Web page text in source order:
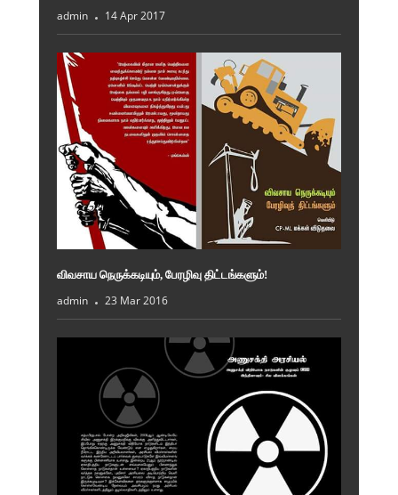
admin 14 Apr 2017
விவசாய நெருக்கடியும், பேரழிவு திட்டங்களும்!
admin 23 Mar 2016